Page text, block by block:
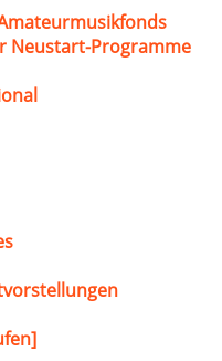
Neustart-Programme